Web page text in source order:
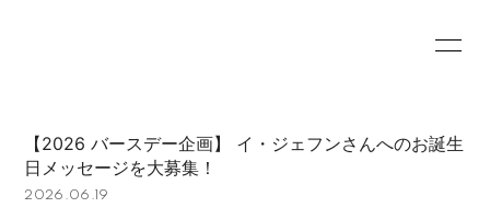
PROFILE PHOTO
【2026 バースデー企画】 イ・ジェフンさんへのお誕生
日メッセージを大募集！
2026.06.19